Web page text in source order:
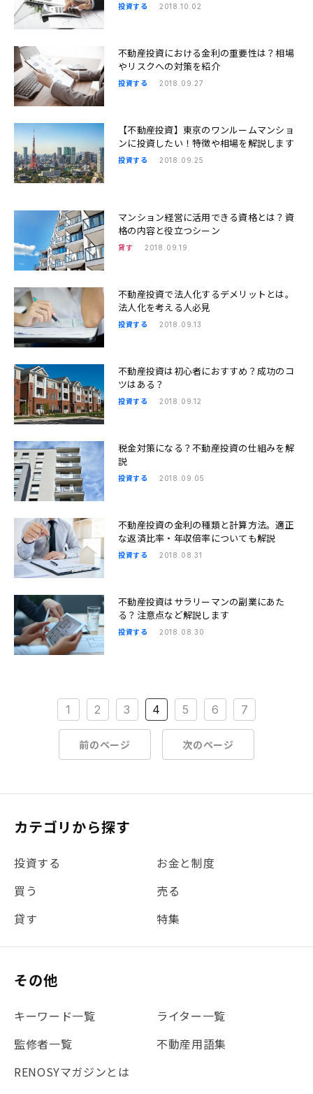
投資する 2018.10.02
不動産投資における金利の重要性は？相場
やリスクへの対策を紹介
投資する 2018.09.27
【不動産投資】東京のワンルームマンショ
ンに投資したい！特徴や相場を解説します
投資する 2018.09.25
マンション経営に活用できる資格とは？資
格の内容と役立つシーン
貸す 2018.09.19
不動産投資で法人化するデメリットとは。
法人化を考える人必見
投資する 2018.09.13
不動産投資は初心者におすすめ？成功のコ
ツはある？
投資する 2018.09.12
税金対策になる？不動産投資の仕組みを解
説
投資する 2018.09.05
不動産投資の金利の種類と計算方法。適正
な返済比率・年収倍率についても解説
投資する 2018.08.31
不動産投資はサラリーマンの副業にあた
る？注意点など解説します
投資する 2018.08.30
1 2 3 4 5 6 7
前のページ 次のページ
カテゴリから探す
投資する
お金と制度
買う
売る
貸す
特集
その他
キーワード一覧
ライター一覧
監修者一覧
不動産用語集
RENOSYマガジンとは